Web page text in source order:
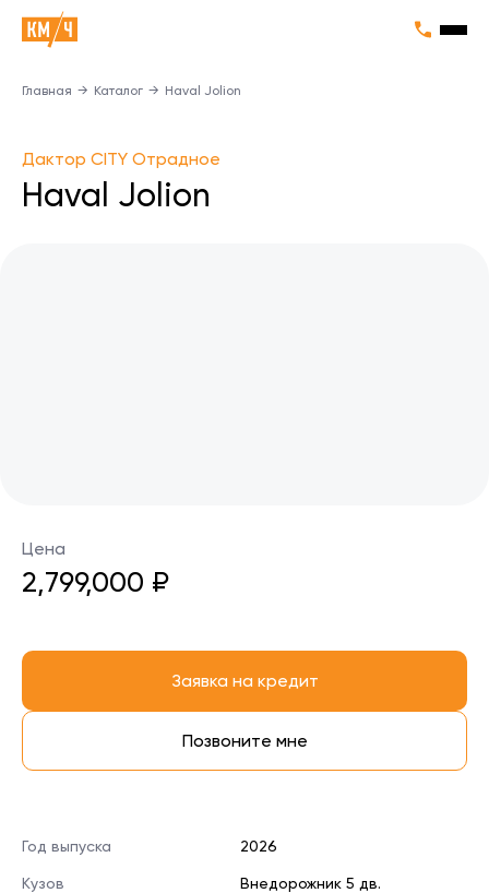
Главная → Каталог → Haval Jolion
Дактор CITY Отрадное
Haval Jolion
Цена
2,799,000 ₽
Год выпуска 2026
Кузов Внедорожник 5 дв.
Заявка на кредит
Позвоните мне